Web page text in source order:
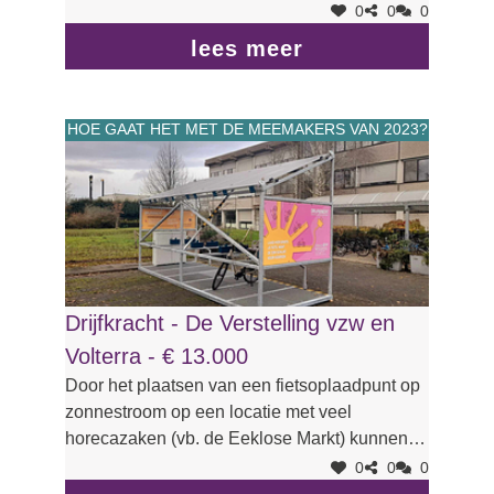
Bewonersgroep samenstellen +
gebuurtedekenij 't Kaaiken + wijkcentrum De
Doorheen het jaar verschillende activiteiten en
Initiatieven uitwerken en uitvoeren
Slotevent organiseren waarbij alle
culturen/nationaliteiten uit de buurt centraal
staan en elkaar ontmoeten; in aanbod van
(aperitief)hapjes, animatie, randactiviteiten
0 0 0
lees meer
HOE GAAT HET MET DE MEEMAKERS VAN 2023?
Drijfkracht - De Verstelling vzw en
Volterra - € 13.000
Door het plaatsen van een fietsoplaadpunt op
zonnestroom op een locatie met veel
horecazaken (vb. de Eeklose Markt) kunnen
fietsers die neerstrijken op de terrassen
0 0 0